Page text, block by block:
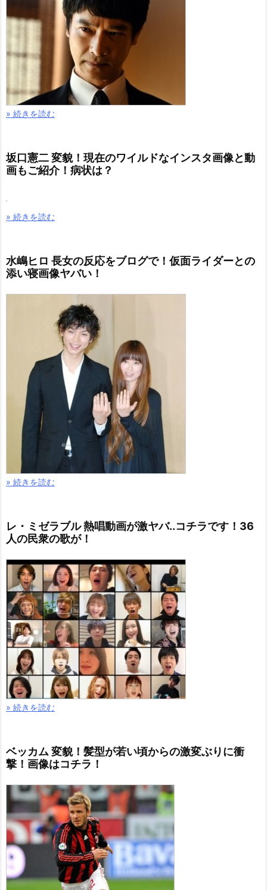
» 続きを読む
坂口憲二 変貌！現在のワイルドなインスタ画像と動
画もご紹介！病状は？
» 続きを読む
水嶋ヒロ 長女の反応をブログで！仮面ライダーとの
添い寝画像ヤバい！
» 続きを読む
レ・ミゼラブル 熱唱動画が激ヤバ..コチラです！36
人の民衆の歌が！
» 続きを読む
ベッカム 変貌！髪型が若い頃からの激変ぶりに衝
撃！画像はコチラ！